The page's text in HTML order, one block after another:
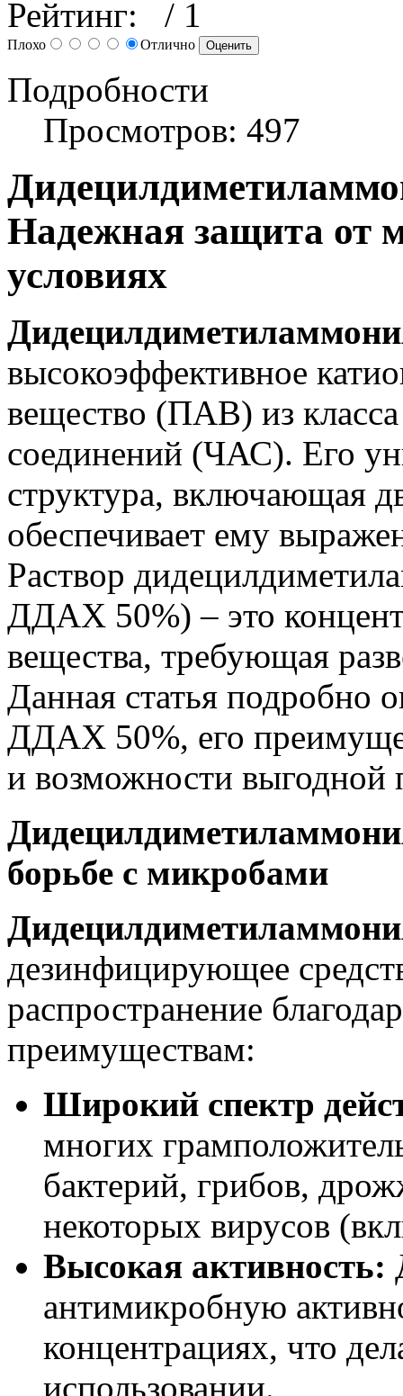
Рейтинг:
/ 1
Плохо Отлично
Подробности
Просмотров: 497
Надежная защита от
условиях
высокоэффективное
вещество (ПАВ) из
соединений (ЧАС). Его
структура, включающая
обеспечивает ему
Раствор
ДДАХ 50%) – это
вещества, требующая
Данная статья подробно
ДДАХ 50%, его
и возможности выгодной
борьбе с микробами
дезинфицирующее
распространение
преимуществам:
Широкий спектр
многих
бактерий, грибов,
некоторых вирусов
Высокая активность:
антимикробную
концентрациях, что
использовании.